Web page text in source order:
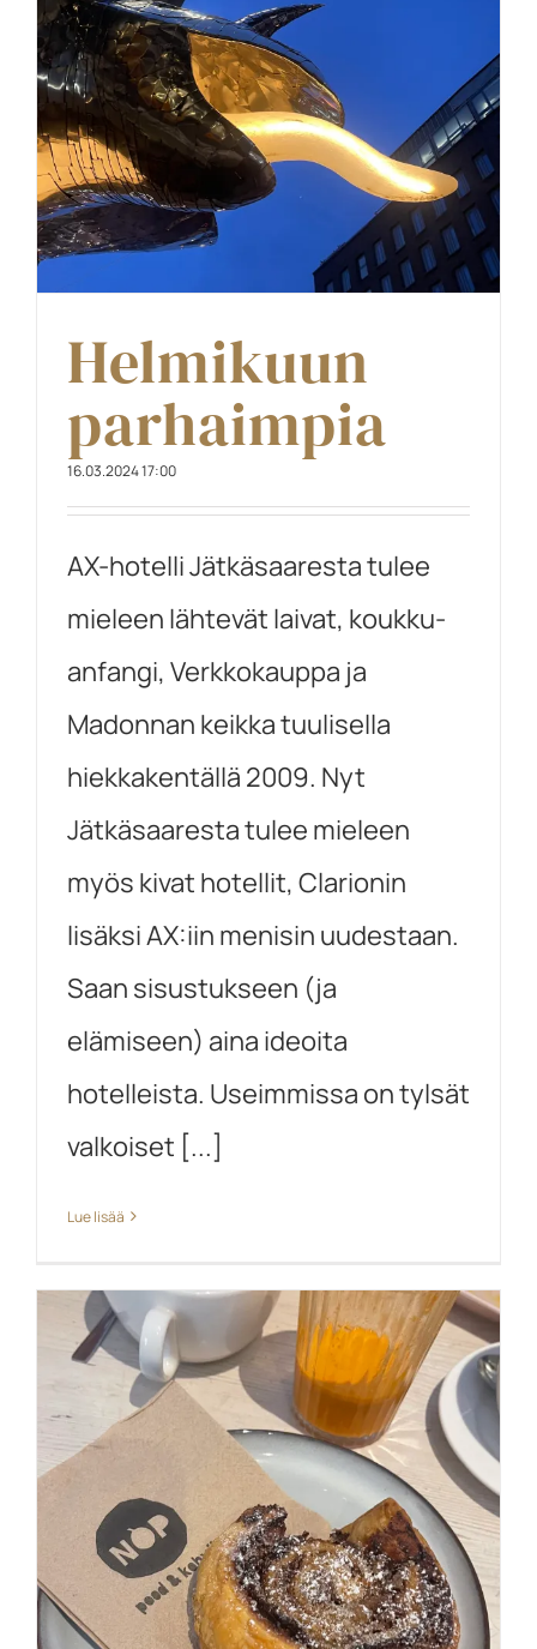
Helmikuun
parhaimpia
16.03.2024 17:00
AX-hotelli Jätkäsaaresta tulee
mieleen lähtevät laivat, koukku-
anfangi, Verkkokauppa ja
Madonnan keikka tuulisella
hiekkakentällä 2009. Nyt
Jätkäsaaresta tulee mieleen
myös kivat hotellit, Clarionin
lisäksi AX:iin menisin uudestaan.
Saan sisustukseen (ja
elämiseen) aina ideoita
hotelleista. Useimmissa on tylsät
valkoiset [...]
Lue lisää